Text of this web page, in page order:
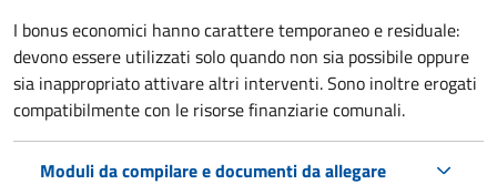
I bonus economici hanno carattere temporaneo e residuale:
devono essere utilizzati solo quando non sia possibile oppure
sia inappropriato attivare altri interventi. Sono inoltre erogati
compatibilmente con le risorse finanziarie comunali.
Moduli da compilare e documenti da allegare